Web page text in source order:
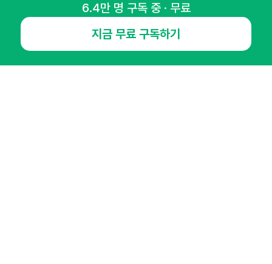
NHN AD
오픈애즈란 공지사항 제휴문의
인사이터 신청
뉴스레터
광고안내
6.4만 명 구독 중 · 무료
지금 무료 구독하기